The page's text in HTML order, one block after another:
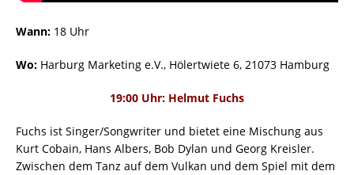
Wann: 18 Uhr
Wo: Harburg Marketing e.V., Hölertwiete 6, 21073 Hamburg
19:00 Uhr: Helmut Fuchs
Fuchs ist Singer/Songwriter und bietet eine Mischung aus
Kurt Cobain, Hans Albers, Bob Dylan und Georg Kreisler.
Zwischen dem Tanz auf dem Vulkan und dem Spiel mit dem